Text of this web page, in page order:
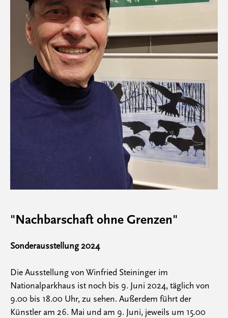
"Nachbarschaft ohne Grenzen"
Sonderausstellung 2024
Die Ausstellung von Winfried Steininger im
Nationalparkhaus ist noch bis 9. Juni 2024, täglich von
9.00 bis 18.00 Uhr, zu sehen. Außerdem führt der
Künstler am 26. Mai und am 9. Juni, jeweils um 15.00